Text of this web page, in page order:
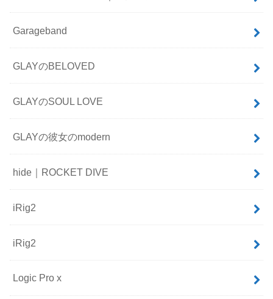
Garageband
GLAYのBELOVED
GLAYのSOUL LOVE
GLAYの彼女のmodern
hide｜ROCKET DIVE
iRig2
iRig2
Logic Pro x